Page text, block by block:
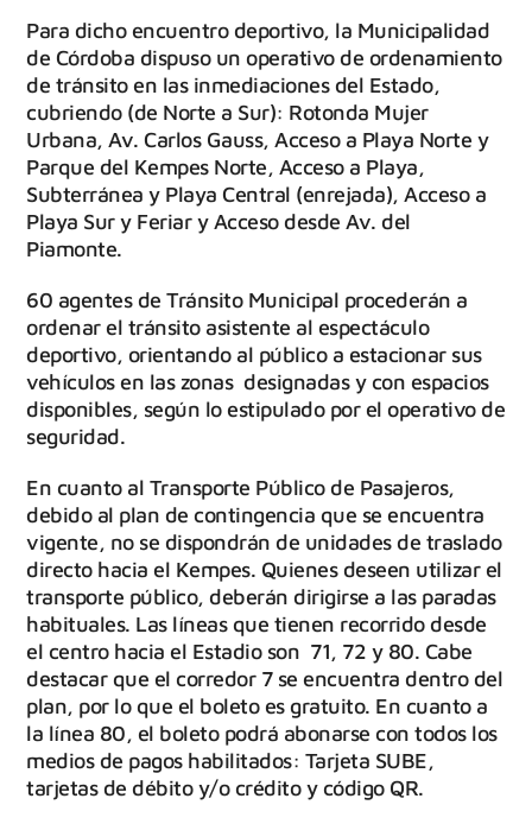
Para dicho encuentro deportivo, la Municipalidad
de Córdoba dispuso un operativo de ordenamiento
de tránsito en las inmediaciones del Estado,
cubriendo (de Norte a Sur): Rotonda Mujer
Urbana, Av. Carlos Gauss, Acceso a Playa Norte y
Parque del Kempes Norte, Acceso a Playa,
Subterránea y Playa Central (enrejada), Acceso a
Playa Sur y Feriar y Acceso desde Av. del
Piamonte.
60 agentes de Tránsito Municipal procederán a
ordenar el tránsito asistente al espectáculo
deportivo, orientando al público a estacionar sus
vehículos en las zonas designadas y con espacios
disponibles, según lo estipulado por el operativo de
seguridad.
En cuanto al Transporte Público de Pasajeros,
debido al plan de contingencia que se encuentra
vigente, no se dispondrán de unidades de traslado
directo hacia el Kempes. Quienes deseen utilizar el
transporte público, deberán dirigirse a las paradas
habituales. Las líneas que tienen recorrido desde
el centro hacia el Estadio son 71, 72 y 80. Cabe
destacar que el corredor 7 se encuentra dentro del
plan, por lo que el boleto es gratuito. En cuanto a
la línea 80, el boleto podrá abonarse con todos los
medios de pagos habilitados: Tarjeta SUBE,
tarjetas de débito y/o crédito y código QR.